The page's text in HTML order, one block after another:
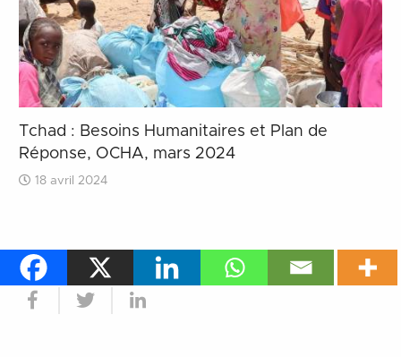
Tchad : Besoins Humanitaires et Plan de
Réponse, OCHA, mars 2024
18 avril 2024